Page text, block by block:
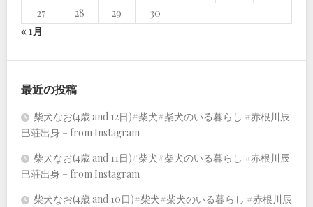
27
28 29
30
« 1月
最近の投稿
柴犬なお(4歳 and 12日)#柴犬#柴犬のいる暮らし #赤根川辰
巳荘出身 – from Instagram
柴犬なお(4歳 and 11日)#柴犬#柴犬のいる暮らし #赤根川辰
巳荘出身 – from Instagram
柴犬なお(4歳 and 10日)#柴犬#柴犬のいる暮らし #赤根川辰